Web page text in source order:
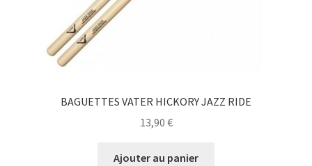
BAGUETTES VATER HICKORY JAZZ RIDE
13,90 €
Ajouter au panier